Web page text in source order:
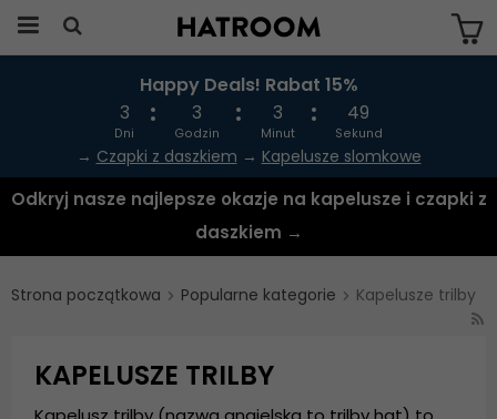
Produkten har blivit tillagd i varukorgen
Happy Deals! Rabat 15%
3
Dni
3
Godzin
3
Minut
48
Sekund
→ Czapki z daszkiem → Kapelusze slomkowe
Odkryj nasze najlepsze okazje na kapelusze i czapki z
daszkiem →
Strona początkowa Popularne kategorie Kapelusze trilby
KAPELUSZE TRILBY